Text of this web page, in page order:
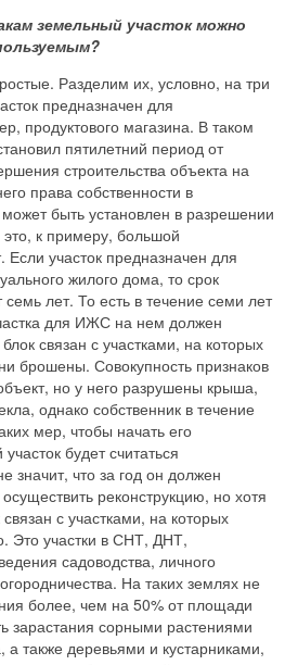
земельный участок можно
Разделим их, условно, на три
предназначен для
продуктового магазина. В таком
пятилетний период от
строительства объекта на
права собственности в
быть установлен в разрешении
это, к примеру, большой
участок предназначен для
жилого дома, то срок
семь лет. То есть в течение семи лет
для ИЖС на нем должен
связан с участками, на которых
брошены. Совокупность признаков
но у него разрушены крыша,
однако собственник в течение
мер, чтобы начать его
будет считаться
значит, что за год он должен
реконструкцию, но хотя
с участками, на которых
Это участки в СНТ, ДНТ,
садоводства, личного
На таких землях не
более, чем на 50% от площади
зарастания сорными растениями
также деревьями и кустарниками,